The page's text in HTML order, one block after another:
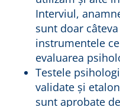
Interviul,
sunt doar
instrumentele
evaluarea
Testele
validate și
sunt aprobate